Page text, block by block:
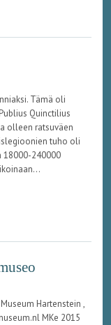
Tämä oli
Quinctilius
olleen ratsuväen
tuho oli
18000-240000
Hartenstein ,
MKe 2015